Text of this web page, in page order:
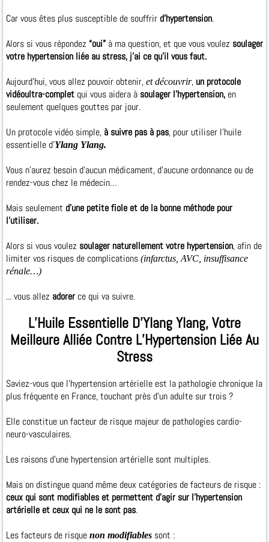
Car vous êtes plus susceptible de souffrir d’hypertension.
Alors si vous répondez “oui” à ma question, et que vous voulez soulager
votre hypertension liée au stress, j’ai ce qu’il vous faut.
Aujourd’hui, vous allez pouvoir obtenir, et découvrir, un protocole
vidéoultra-complet qui vous aidera à soulager l’hypertension, en
seulement quelques gouttes par jour.
Un protocole vidéo simple, à suivre pas à pas, pour utiliser l’huile
essentielle d’Ylang Ylang.
Vous n’aurez besoin d’aucun médicament, d’aucune ordonnance ou de
rendez-vous chez le médecin…
Mais seulement d’une petite fiole et de la bonne méthode pour
l’utiliser.
Alors si vous voulez soulager naturellement votre hypertension, afin de
limiter vos risques de complications (infarctus, AVC, insuffisance
rénale…)
... vous allez adorer ce qui va suivre.
L’Huile Essentielle D’Ylang Ylang, Votre
Meilleure Alliée Contre L’Hypertension Liée Au
Stress
Saviez-vous que l'hypertension artérielle est la pathologie chronique la
plus fréquente en France, touchant près d'un adulte sur trois ?
Elle constitue un facteur de risque majeur de pathologies cardio-
neuro-vasculaires.
Les raisons d’une hypertension artérielle sont multiples.
Mais on distingue quand même deux catégories de facteurs de risque :
ceux qui sont modifiables et permettent d’agir sur l’hypertension
artérielle et ceux qui ne le sont pas.
Les facteurs de risque non modifiables sont :